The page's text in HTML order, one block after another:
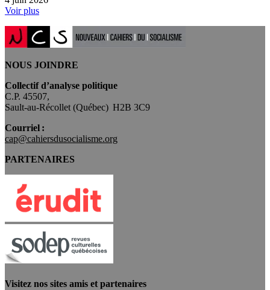
Voir plus
NOUS JOINDRE
Collectif d’analyse politique
C.P. 45507,
Sault-au-Récollet (Québec) H2B 3C9
Courriel :
cap@cahiersdusocialisme.org
PARTENAIRES
Visitez nos sites amis et partenaires